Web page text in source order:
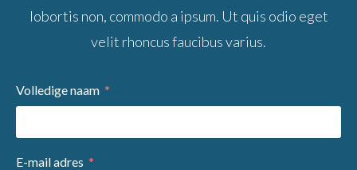
lobortis non, commodo a ipsum. Ut quis odio eget
velit rhoncus faucibus varius.
Volledige naam
E-mail adres